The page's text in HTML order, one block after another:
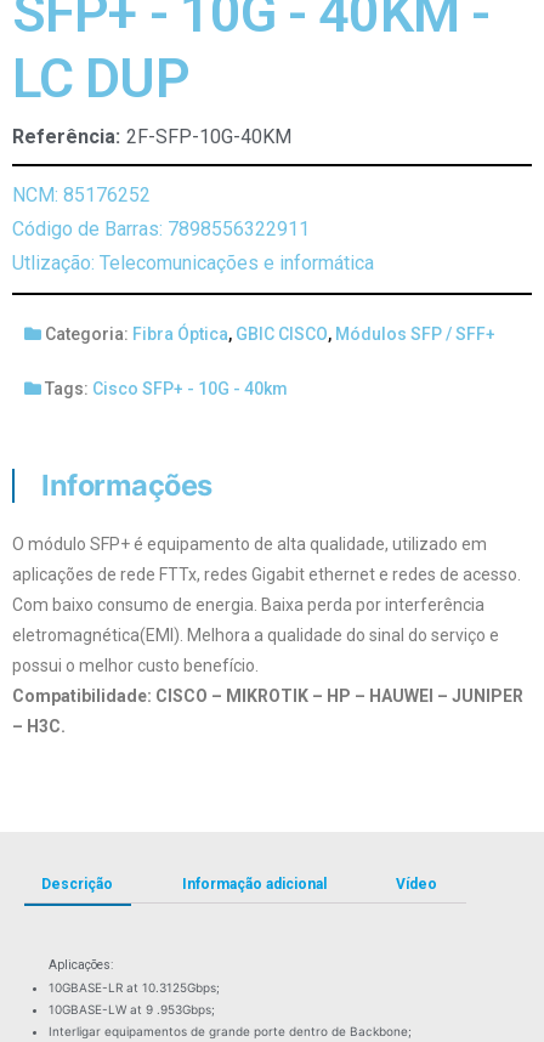
LC DUP
Referência: 2F-SFP-10G-40KM
NCM: 85176252
Código de Barras: 7898556322911
Utlização: Telecomunicações e informática
Categoria: Fibra Óptica, GBIC CISCO, Módulos SFP / SFF+
Tags: Cisco SFP+ - 10G - 40km
Informações
O módulo SFP+ é equipamento de alta qualidade, utilizado em
aplicações de rede FTTx, redes Gigabit ethernet e redes de acesso.
Com baixo consumo de energia. Baixa perda por interferência
eletromagnética(EMI). Melhora a qualidade do sinal do serviço e
possui o melhor custo benefício.
Compatibilidade: CISCO – MIKROTIK – HP – HAUWEI – JUNIPER
– H3C.
Descrição Informação adicional Vídeo
Aplicações:
10GBASE-LR at 10.3125Gbps;
10GBASE-LW at 9 .953Gbps;
Interligar equipamentos de grande porte dentro de Backbone;